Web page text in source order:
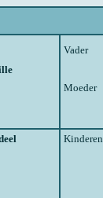
Vader
Moeder
Kinderen